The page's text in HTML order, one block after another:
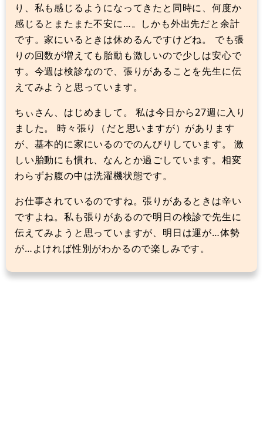
り、私も感じるようになってきたと同時に、何度か
感じるとまたまた不安に…。しかも外出先だと余計
です。家にいるときは休めるんですけどね。 でも張
りの回数が増えても胎動も激しいので少しは安心で
す。今週は検診なので、張りがあることを先生に伝
えてみようと思っています。
ちぃさん、はじめまして。 私は今日から27週に入り
ました。 時々張り（だと思いますが）があります
が、基本的に家にいるのでのんびりしています。 激
しい胎動にも慣れ、なんとか過ごしています。相変
わらずお腹の中は洗濯機状態です。
お仕事されているのですね。張りがあるときは辛い
ですよね。私も張りがあるので明日の検診で先生に
伝えてみようと思っていますが、明日は運が…体勢
が…よければ性別がわかるので楽しみです。